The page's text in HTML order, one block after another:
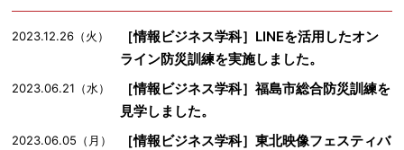
2023.12.26（火）
［情報ビジネス学科］LINEを活用したオン
ライン防災訓練を実施しました。
2023.06.21（水）
［情報ビジネス学科］福島市総合防災訓練を
見学しました。
2023.06.05（月）
［情報ビジネス学科］東北映像フェスティバ